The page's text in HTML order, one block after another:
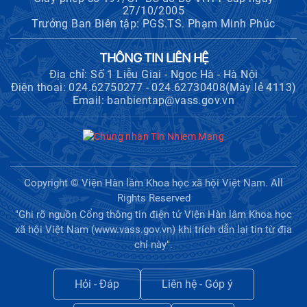
Hội nghị Ban Chỉ đạo về dữ liệu Viện
Hàn lâm Khoa học xã hội Việt Nam
Viện Hàn lâm Khoa học xã hội Việt
Nam công bố các quyết định về
công tác cán bộ
Hội thảo quốc tế "Không gian phát
triển Việt Nam trong kỷ nguyên mới:
Định hướng chiến lược và lựa chọn
chính sách”
Khai quật công trường khai thác đá
xây dựng Thành Nhà Hồ ở núi An
27/10/2005
Trưởng Ban Biên tập: PGS.TS. Phạm Minh Phúc
THÔNG TIN LIÊN HỆ
Địa chỉ: Số 1 Liễu Giai - Ngọc Hà - Hà Nội
Điện thoại: 024.62750277 - 024.62730408(Máy lẻ 4113)
Email: banbientap@vass.gov.vn
Copyright © Viện Hàn lâm Khoa học xã hội Việt Nam. All
Rights Reserved
"Ghi rõ nguồn Cổng thông tin điện tử Viện Hàn lâm Khoa học
xã hội Việt Nam (www.vass.gov.vn) khi trích dẫn lại tin từ địa
chỉ này".
Hỏi - Đáp Liên hệ - Góp ý